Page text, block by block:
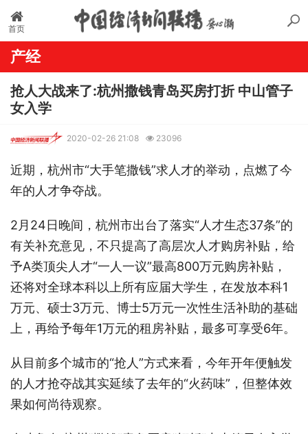
首页
产经
抢人大战来了:杭州撒钱青岛买房打折 中山管子
女入学
2020-02-26 21:08 23096
近期，杭州市“大手笔撒钱”求人才的举动，点燃了今
年的人才争夺战。
2月24日晚间，杭州市出台了落实“人才生态37条”的
有关补充意见，不只提高了高层次人才购房补贴，给
予A类顶尖人才“一人一议”最高800万元购房补贴，
还将对全球本科以上所有应届大学生，在发放本科1
万元、硕士3万元、博士5万元一次性生活补助的基础
上，再给予每年1万元的租房补贴，最多可享受6年。
从目前多个城市的“抢人”方式来看，今年开年便触发
的人才抢夺战其实延续了去年的“火药味”，但整体效
果如何尚待观察。